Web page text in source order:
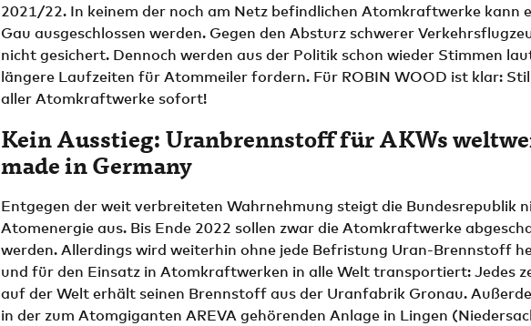
2021/22. In keinem der noch am Netz befindlichen Atomkraftwerke kann
Gau ausgeschlossen werden. Gegen den Absturz schwerer
nicht gesichert. Dennoch werden aus der Politik schon wieder Stimmen
längere Laufzeiten für Atommeiler fordern. Für ROBIN WOOD ist klar:
aller Atomkraftwerke sofort!
Kein Ausstieg: Uranbrennstoff für AKWs
made in Germany
Entgegen der weit verbreiteten Wahrnehmung steigt die Bundesrepublik
Atomenergie aus. Bis Ende 2022 sollen zwar die Atomkraftwerke
werden. Allerdings wird weiterhin ohne jede Befristung Uran-Brennstoff
und für den Einsatz in Atomkraftwerken in alle Welt transportiert: Jedes
auf der Welt erhält seinen Brennstoff aus der Uranfabrik Gronau.
in der zum Atomgiganten AREVA gehörenden Anlage in Lingen